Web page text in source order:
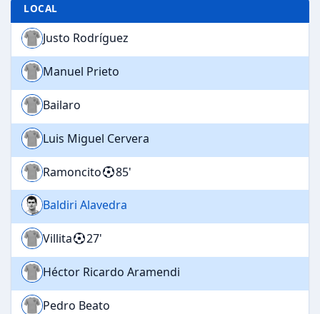
LOCAL
Justo Rodríguez
Manuel Prieto
Bailaro
Luis Miguel Cervera
Ramoncito 85'
Baldiri Alavedra
Villita 27'
Héctor Ricardo Aramendi
Pedro Beato